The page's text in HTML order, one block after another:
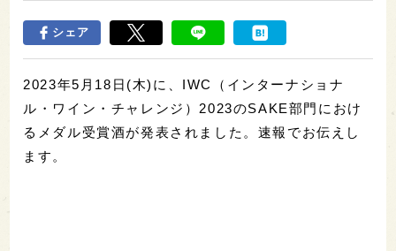
シェア
2023年5月18日(木)に、IWC（インターナショナ
ル・ワイン・チャレンジ）2023のSAKE部門におけ
るメダル受賞酒が発表されました。速報でお伝えし
ます。